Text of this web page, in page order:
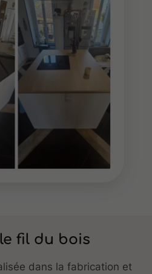
fil du bois
dans la fabrication et